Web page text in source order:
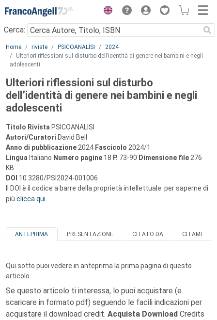
Menu
Cerca:
Main content
Home riviste PSICOANALISI
2024
Ulteriori riflessioni sul disturbo dell’identità di genere nei bambini e negli
adolescenti
Ulteriori riflessioni sul disturbo
dell’identità di genere nei bambini e negli
adolescenti
Titolo Rivista PSICOANALISI
Autori/Curatori David Bell
Anno di pubblicazione 2024 Fascicolo 2024/1
Lingua Italiano Numero pagine 18 P. 73-90 Dimensione file 276
KB
DOI 10.3280/PSI2024-001006
Il DOI è il codice a barre della proprietà intellettuale: per saperne di
più clicca qui
ANTEPRIMA PRESENTAZIONE CITATO DA CITAMI
Qui sotto puoi vedere in anteprima la prima pagina di questo
articolo.
Se questo articolo ti interessa, lo puoi acquistare (e
scaricare in formato pdf) seguendo le facili indicazioni per
acquistare il download credit. Acquista Download Credits